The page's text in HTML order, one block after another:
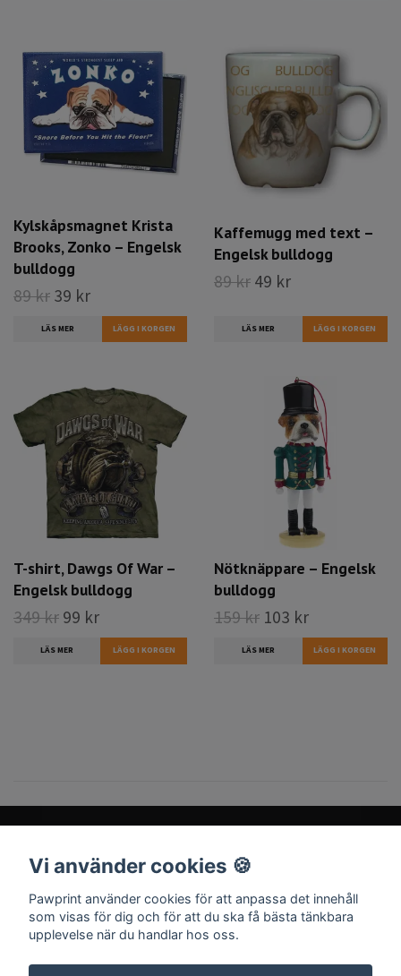
Kylskåpsmagnet Krista
Brooks, Zonko – Engelsk
bulldogg
89 kr 39 kr
LÄS MER
Kaffemugg med text –
Engelsk bulldogg
89 kr 49 kr
LÄS MER
T-shirt, Dawgs Of War –
Engelsk bulldogg
349 kr 99 kr
LÄS MER LÄGG I KORGEN
Nötknäppare – Engelsk
bulldogg
159 kr 103 kr
LÄS MER
Sociala medier
Vi använder cookies 🍪
Pawprint använder cookies för att anpassa det innehåll
som visas för dig och för att du ska få bästa tänkbara
upplevelse när du handlar hos oss.